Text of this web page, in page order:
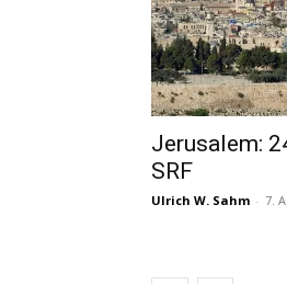
Jerusalem:
SRF
Ulrich W. Sahm - 7.